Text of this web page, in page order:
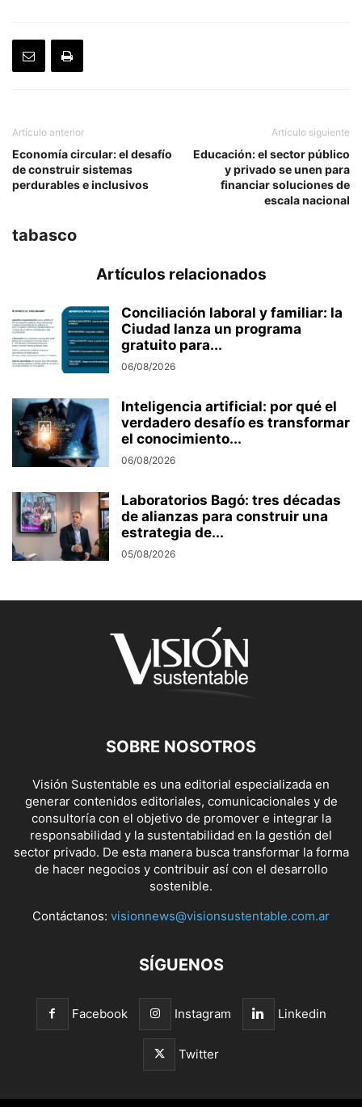
Artículo anterior
Economía circular: el desafío
de construir sistemas
perdurables e inclusivos
Artículo siguiente
Educación: el sector público
y privado se unen para
financiar soluciones de
escala nacional
tabasco
Artículos relacionados
Conciliación laboral y familiar: la
Ciudad lanza un programa
gratuito para...
06/08/2026
Inteligencia artificial: por qué el
verdadero desafío es transformar
el conocimiento...
06/08/2026
Laboratorios Bagó: tres décadas
de alianzas para construir una
estrategia de...
05/08/2026
SOBRE NOSOTROS
Visión Sustentable es una editorial especializada en
generar contenidos editoriales, comunicacionales y de
consultoría con el objetivo de promover e integrar la
responsabilidad y la sustentabilidad en la gestión del
sector privado. De esta manera busca transformar la forma
de hacer negocios y contribuir así con el desarrollo
sostenible.
Contáctanos: visionnews@visionsustentable.com.ar
SÍGUENOS
Facebook Instagram Linkedin
Twitter